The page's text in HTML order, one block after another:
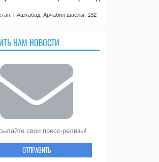
г.Ашхабад, Арчабил шаёлы, 132
НАМ НОВОСТИ
свои пресс-релизы!
ОТПРАВИТЬ